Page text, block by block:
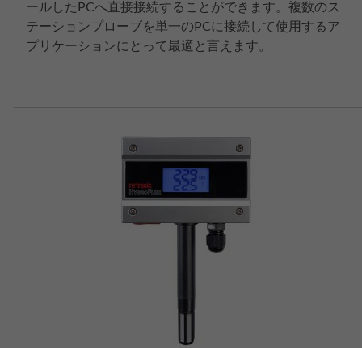
ールしたPCへ直接接続することができます。複数のス
テーションプローブを単一のPCに接続して使用するア
プリケーションにとって最適と言えます。